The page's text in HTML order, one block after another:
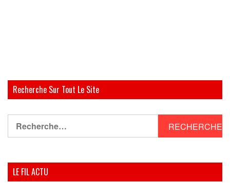
Recherche Sur Tout Le Site
LE FIL ACTU